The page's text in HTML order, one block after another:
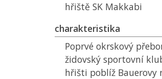
hřiště SK Makkabi
charakteristika
Poprvé okrskový
židovský sportovní
hřišti poblíž Bauerovy